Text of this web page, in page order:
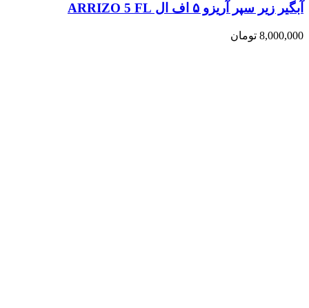
آبگیر زیر سپر آریزو ۵ اف ال ARRIZO 5 FL
8,000,000 تومان